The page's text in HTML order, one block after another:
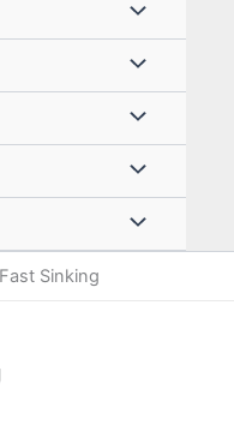
Sinking